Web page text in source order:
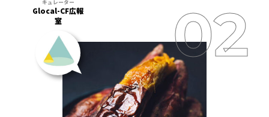
Glocal-CF広報
室